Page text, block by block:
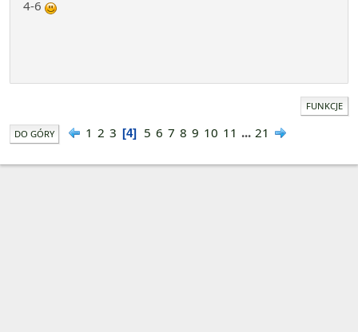
4-6
FUNKCJE
DO GÓRY 1 2 3 4 5 6 7 8 9 10 11 ... 21